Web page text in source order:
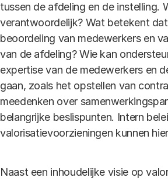
tussen de afdeling en de instelling.
verantwoordelijk? Wat betekent
beoordeling van medewerkers en
van de afdeling? Wie kan
expertise van de medewerkers en
gaan, zoals het opstellen van
meedenken over
belangrijke beslispunten. Intern
valorisatievoorzieningen kunnen
Naast een inhoudelijke visie op